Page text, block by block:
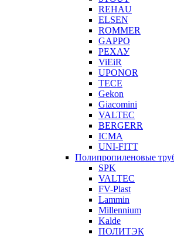
REHAU
ELSEN
ROMMER
GAPPO
РЕХАУ
ViEiR
UPONOR
TECE
Gekon
Giacomini
VALTEC
BERGERR
ICMA
UNI-FITT
Полипропиленовые
SPK
VALTEC
FV-Plast
Lammin
Millennium
Kalde
ПОЛИТЭК